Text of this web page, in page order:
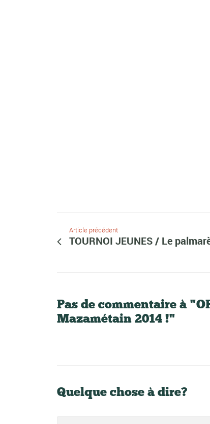
Article précédent
TOURNOI JEUNES / Le
Pas de commentaire à
Mazamétain 2014 !"
Quelque chose à dire?